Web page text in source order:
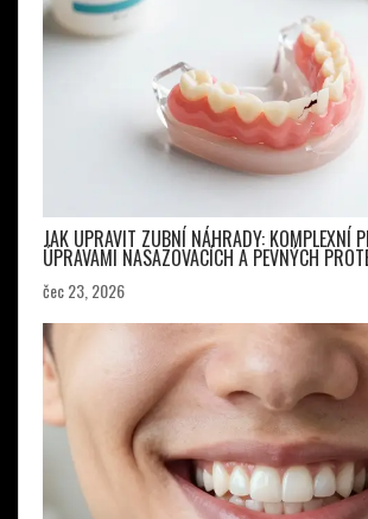
JAK UPRAVIT ZUBNÍ NÁHRADY: KOMPLEXNÍ
ÚPRAVAMI NASAZOVACÍCH A PEVNÝCH
čec 23, 2026